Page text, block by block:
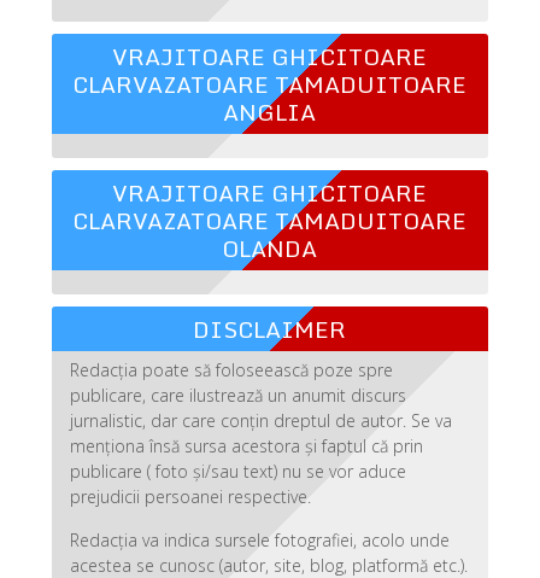
VRAJITOARE GHICITOARE
CLARVAZATOARE TAMADUITOARE
ANGLIA
VRAJITOARE GHICITOARE
CLARVAZATOARE TAMADUITOARE
OLANDA
DISCLAIMER
Redacția poate să foloseească poze spre
publicare, care ilustrează un anumit discurs
jurnalistic, dar care conțin dreptul de autor. Se va
menționa însă sursa acestora și faptul că prin
publicare ( foto și/sau text) nu se vor aduce
prejudicii persoanei respective.
Redacția va indica sursele fotografiei, acolo unde
acestea se cunosc (autor, site, blog, platformă etc.).